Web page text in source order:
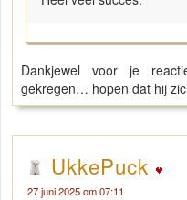
Dankjewel voor je
gekregen… hopen dat hij
UkkePuck
27 juni 2025 om 07:11